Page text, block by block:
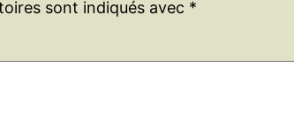
sont indiqués avec *